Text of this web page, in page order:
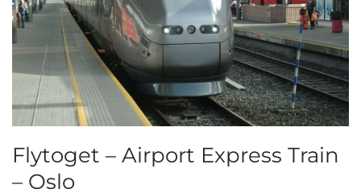
Flytoget – Airport Express Train
– Oslo